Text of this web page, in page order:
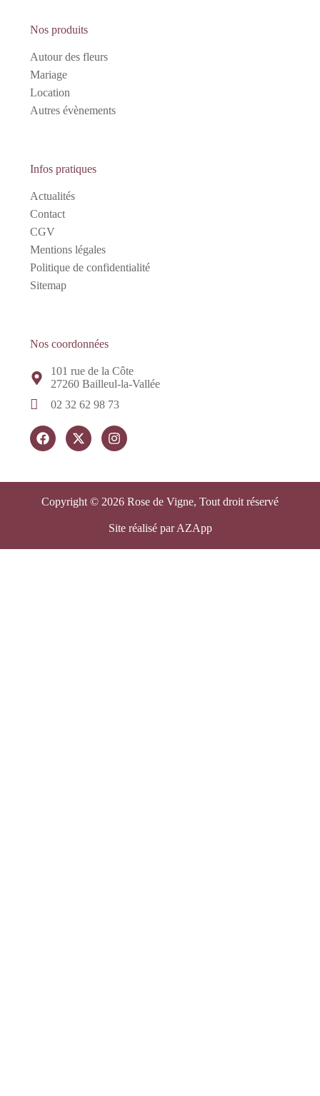
Nos produits
Autour des fleurs
Mariage
Location
Autres évènements
Infos pratiques
Actualités
Contact
CGV
Mentions légales
Politique de confidentialité
Sitemap
Nos coordonnées
101 rue de la Côte
27260 Bailleul-la-Vallée
02 32 62 98 73
Copyright © 2026 Rose de Vigne, Tout droit réservé
Site réalisé par AZApp